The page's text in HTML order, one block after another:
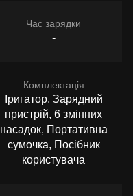
Час зарядки
-
Комплектація
Іригатор, Зарядний
пристрій, 6 змінних
насадок, Портативна
сумочка, Посібник
користувача